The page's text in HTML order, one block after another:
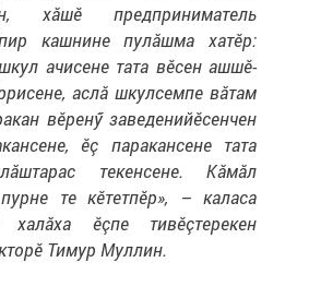
хăшӗ предприниматель
кашнине пулăшма хатӗр:
ачисене тата вӗсен ашшӗ-
аслă шкулсемпе вăтам
вӗренӳ заведенийӗсенчен
ӗç паракансене тата
текенсене. Кăмăл
те кӗтетпӗр», – каласа
ӗçпе тивӗçтерекен
Тимур Муллин.